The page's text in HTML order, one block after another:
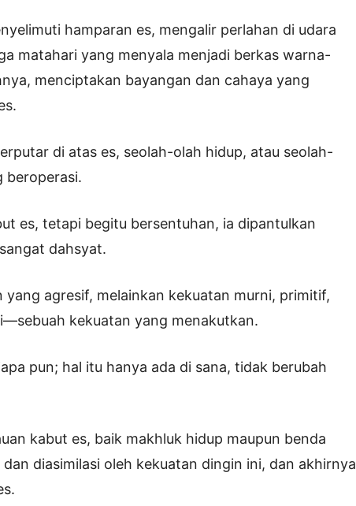
hamparan es, mengalir perlahan di udara
matahari yang menyala menjadi berkas warna-
menciptakan bayangan dan cahaya yang
di atas es, seolah-olah hidup, atau seolah-
beroperasi.
es, tetapi begitu bersentuhan, ia dipantulkan
dahsyat.
yang agresif, melainkan kekuatan murni, primitif,
kekuatan yang menakutkan.
pun; hal itu hanya ada di sana, tidak berubah
kabut es, baik makhluk hidup maupun benda
diasimilasi oleh kekuatan dingin ini, dan akhirnya